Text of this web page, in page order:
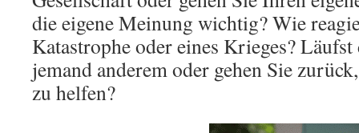
die eigene Meinung wichtig? Wie
Katastrophe oder eines Krieges?
jemand anderem oder gehen Sie
zu helfen?